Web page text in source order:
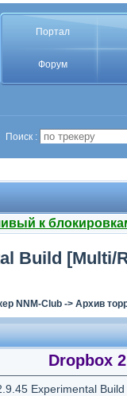
Портал
Форум
Поиск :
к
Build [Multi/
NNM-Club -> Архив
Dropbox
Experimental Build